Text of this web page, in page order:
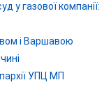
у газової компанії:
і Варшавою
УПЦ МП